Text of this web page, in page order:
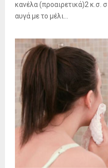
κανέλα (προαιρετικά)2 κ.σ.
αυγά με το μέλι...